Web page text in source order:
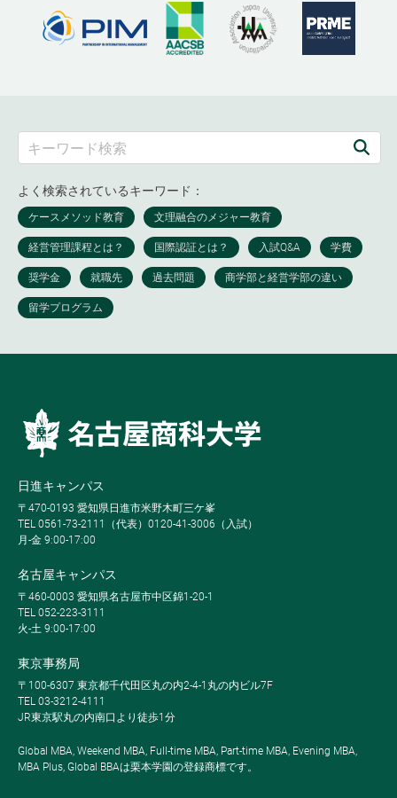
よく検索されているキーワード：
日進キャンパス
〒470-0193 愛知県日進市米野木町三ケ峯
TEL 0561-73-2111（代表）0120-41-3006（入試）
月-金 9:00-17:00
名古屋キャンパス
〒460-0003 愛知県名古屋市中区錦1-20-1
TEL 052-223-3111
火-土 9:00-17:00
東京事務局
〒100-6307 東京都千代田区丸の内2-4-1丸の内ビル7F
TEL 03-3212-4111
JR東京駅丸の内南口より徒歩1分
Global MBA, Weekend MBA, Full-time MBA, Part-time MBA, Evening MBA,
MBA Plus, Global BBAは栗本学園の登録商標です。